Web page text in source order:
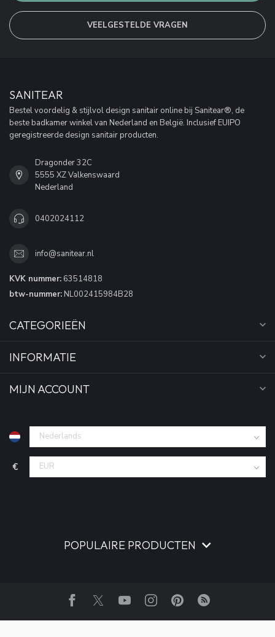
VEELGESTELDE VRAGEN
SANITEAR
Bestel voordelig & stijlvol design sanitair online bij Sanitear®, de
beste badkamer winkel van Nederland en België. Inclusief EUIPO
geregistreerde design sanitair producten.
Dragonder 32C
5555 XZ Valkenswaard
Nederland
0402024112
info@sanitear.nl
KVK nummer: 63514818
btw-nummer: NL002415984B28
CATEGORIEËN
INFORMATIE
MIJN ACCOUNT
€
POPULAIRE PRODUCTEN